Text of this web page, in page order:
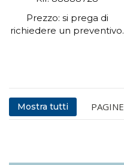
Prezzo: si prega di
richiedere un preventivo.
Mostra tutti PAGINE